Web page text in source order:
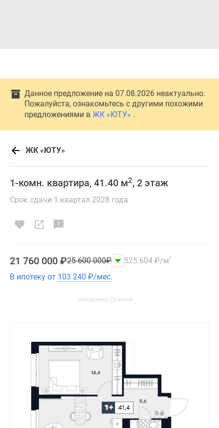
Данное предложение на 07.08.2026 неактуально.
Пожалуйста, ознакомьтесь с другими похожими
предложениями в ЖК «ЮТУ» .
ЖК «ЮТУ»
1-комн. квартира, 41.40 м2, 2 этаж
Срок сдачи 1 квартал 2028 года
21 760 000 ₽25 600 000₽ 525 604 ₽/м2
В ипотеку от 103 240 ₽/мес.
обновлено 23 июля